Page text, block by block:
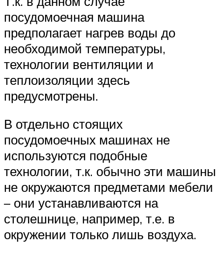
посудомоечная машина
предполагает нагрев воды до
необходимой температуры,
технологии вентиляции и
теплоизоляции здесь
предусмотрены.
В отдельно стоящих
посудомоечных машинах не
используются подобные
технологии, т.к. обычно эти машины
не окружаются предметами мебели
– они устанавливаются на
столешнице, например, т.е. в
окружении только лишь воздуха.